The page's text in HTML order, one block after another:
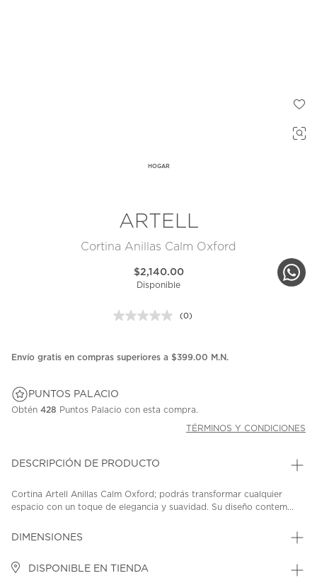
HOGAR
ARTELL
Cortina Anillas Calm Oxford
$2,140.00
Disponible
Sin
en
(0)
Envío gratis en compras superiores a $399.00 M.N.
PUNTOS PALACIO
Obtén 428 Puntos Palacio con esta compra.
TÉRMINOS Y CONDICIONES
DESCRIPCIÓN DE PRODUCTO
Cortina Artell Anillas Calm Oxford; podrás transformar cualquier
espacio con un toque de elegancia y suavidad. Su diseño contem...
DIMENSIONES
DISPONIBLE EN TIENDA